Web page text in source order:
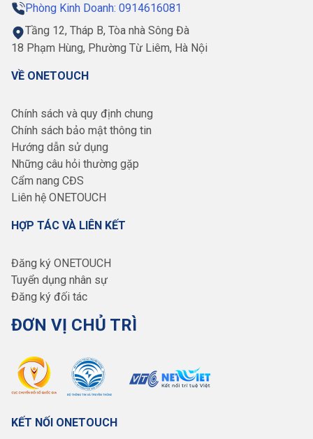
Phòng Kinh Doanh: 0914616081
Tầng 12, Tháp B, Tòa nhà Sông Đà
18 Phạm Hùng, Phường Từ Liêm, Hà Nội
VỀ ONETOUCH
Chính sách và quy định chung
Chính sách bảo mật thông tin
Hướng dẫn sử dụng
Những câu hỏi thường gặp
Cẩm nang CĐS
Liên hệ ONETOUCH
HỢP TÁC VÀ LIÊN KẾT
Đăng ký ONETOUCH
Tuyển dụng nhân sự
Đăng ký đối tác
ĐƠN VỊ CHỦ TRÌ
KẾT NỐI ONETOUCH